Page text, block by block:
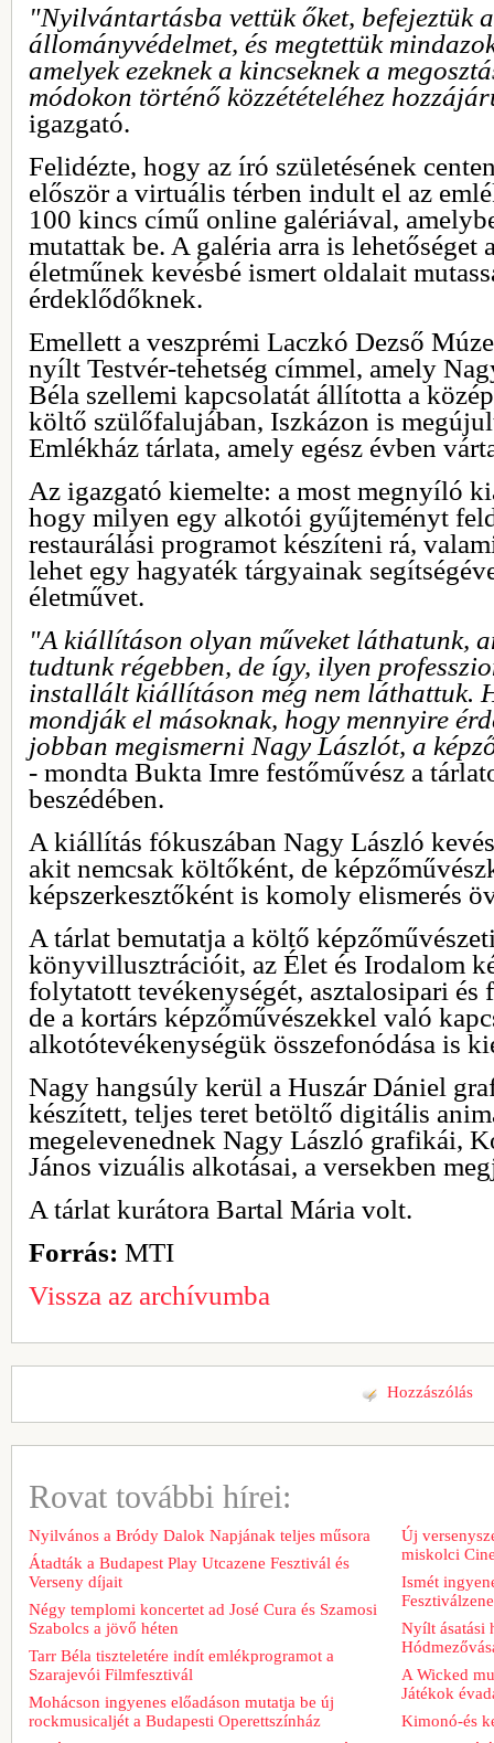
"Nyilvántartásba vettük őket, befejeztük
állományvédelmet, és megtettük
amelyek ezeknek a kincseknek a
módokon történő közzétételéhez
igazgató.
Felidézte, hogy az író születésének
először a virtuális térben indult el az
100 kincs című online galériával,
mutattak be. A galéria arra is lehetőséget
életműnek kevésbé ismert oldalait
érdeklődőknek.
Emellett a veszprémi Laczkó Dezső
nyílt Testvér-tehetség címmel, amely
Béla szellemi kapcsolatát állította a
költő szülőfalujában, Iszkázon is
Emlékház tárlata, amely egész évben
Az igazgató kiemelte: a most megnyíló
hogy milyen egy alkotói gyűjteményt
restaurálási programot készíteni rá,
lehet egy hagyaték tárgyainak
életművet.
"A kiállításon olyan műveket láthatunk,
tudtunk régebben, de így, ilyen
installált kiállításon még nem láthattuk.
mondják el másoknak, hogy mennyire
jobban megismerni Nagy Lászlót, a
- mondta Bukta Imre festőművész a
beszédében.
A kiállítás fókuszában Nagy László
akit nemcsak költőként, de
képszerkesztőként is komoly elismerés
A tárlat bemutatja a költő
könyvillusztrációit, az Élet és Irodalom
folytatott tevékenységét, asztalosipari és
de a kortárs képzőművészekkel való
alkotótevékenységük összefonódása is
Nagy hangsúly kerül a Huszár Dániel
készített, teljes teret betöltő digitális
megelevenednek Nagy László grafikái,
János vizuális alkotásai, a versekben
A tárlat kurátora Bartal Mária volt.
Forrás: MTI
Vissza az archívumba
Hozzászólás
Rovat további hírei:
Nyilvános a Bródy Dalok Napjának teljes műsora
Átadták a Budapest Play Utcazene Fesztivál és
Verseny díjait
Négy templomi koncertet ad José Cura és Szamosi
Szabolcs a jövő héten
Tarr Béla tiszteletére indít emlékprogramot a
Szarajevói Filmfesztivál
Mohácson ingyenes előadáson mutatja be új
rockmusicaljét a Budapesti Operettszínház
Új
miskolci
Ismét
Nyílt ásatási
A Wicked
Játékok
Kimonó-és